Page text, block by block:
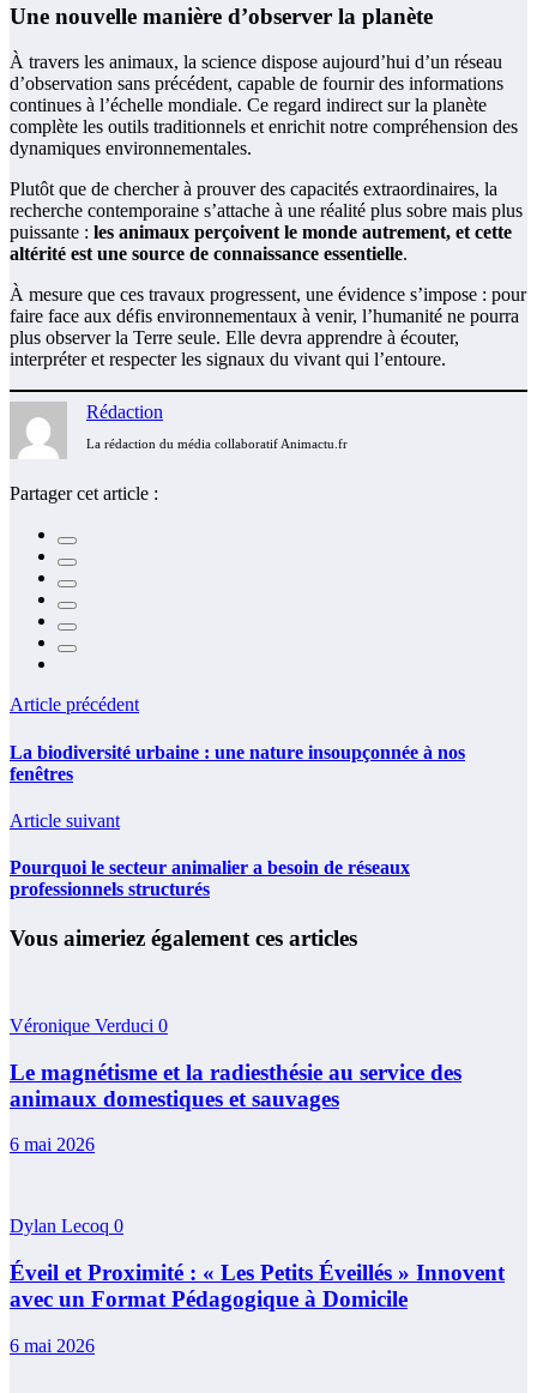
Une nouvelle manière d’observer la planète
À travers les animaux, la science dispose aujourd’hui d’un réseau
d’observation sans précédent, capable de fournir des informations
continues à l’échelle mondiale. Ce regard indirect sur la planète
complète les outils traditionnels et enrichit notre compréhension des
dynamiques environnementales.
Plutôt que de chercher à prouver des capacités extraordinaires, la
recherche contemporaine s’attache à une réalité plus sobre mais plus
puissante : les animaux perçoivent le monde autrement, et cette
altérité est une source de connaissance essentielle.
À mesure que ces travaux progressent, une évidence s’impose : pour
faire face aux défis environnementaux à venir, l’humanité ne pourra
plus observer la Terre seule. Elle devra apprendre à écouter,
interpréter et respecter les signaux du vivant qui l’entoure.
Rédaction
La rédaction du média collaboratif Animactu.fr
Partager cet article :
Article précédent
La biodiversité urbaine : une nature insoupçonnée à nos
fenêtres
Article suivant
Pourquoi le secteur animalier a besoin de réseaux
professionnels structurés
Vous aimeriez également ces articles
Véronique Verduci 0
Le magnétisme et la radiesthésie au service des
animaux domestiques et sauvages
6 mai 2026
Dylan Lecoq 0
Éveil et Proximité : « Les Petits Éveillés » Innovent
avec un Format Pédagogique à Domicile
6 mai 2026